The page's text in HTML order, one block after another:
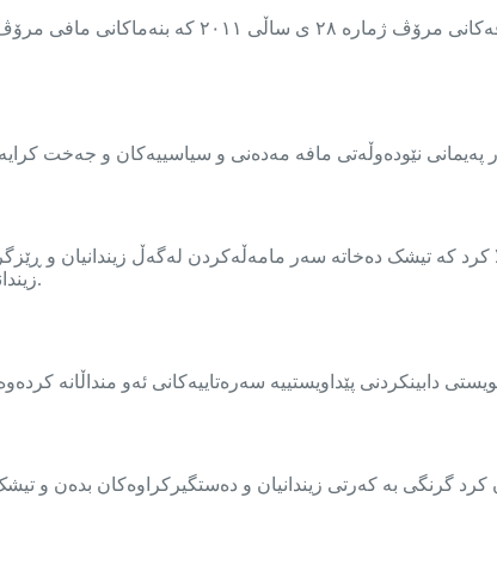
بەرنامەکە ئاماژەی کرد بە یاسای
نێودەوڵەتی مافە مەدەنی و سیاسییەکان و جەخت کرایەوە
کرد کە تیشک دەخاتە سەر مامەڵەکردن لەگەڵ زیندانیان و
زیندانیان و دەستگیرکراوەکان بۆ ئەوەی بتوانن دوای بەسەرچوونی سزاکەیان تێکەڵ بە کۆمەڵگا ببن.
کرد گرنگی بە کەرتی زیندانیان و دەستگیرکراوەکان بدەن و